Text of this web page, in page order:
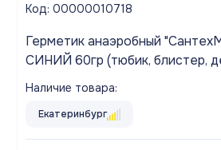
Код: 00000010718
Герметик анаэробный
СИНИЙ 60гр (тюбик, блистер,
Наличие товара:
Екатеринбург